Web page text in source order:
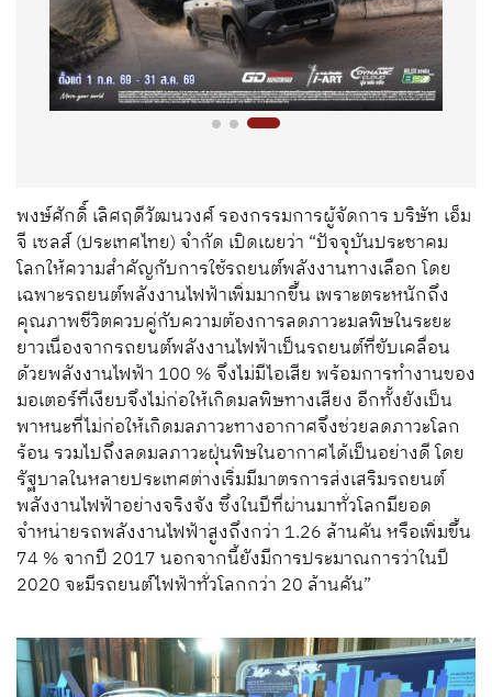
พงษ์ศักดิ์ เลิศฤดีวัฒนวงศ์ รองกรรมการผู้จัดการ บริษัท เอ็ม
จี เซลส์ (ประเทศไทย) จำกัด เปิดเผยว่า “ปัจจุบันประชาคม
โลกให้ความสำคัญกับการใช้รถยนต์พลังงานทางเลือก โดย
เฉพาะรถยนต์พลังงานไฟฟ้าเพิ่มมากขึ้น เพราะตระหนักถึง
คุณภาพชีวิตควบคู่กับความต้องการลดภาวะมลพิษในระยะ
ยาวเนื่องจากรถยนต์พลังงานไฟฟ้าเป็นรถยนต์ที่ขับเคลื่อน
ด้วยพลังงานไฟฟ้า 100 %จึงไม่มีไอเสีย พร้อมการทำงานของ
มอเตอร์ที่เงียบจึงไม่ก่อให้เกิดมลพิษทางเสียง อีกทั้งยังเป็น
พาหนะที่ไม่ก่อให้เกิดมลภาวะทางอากาศจึงช่วยลดภาวะโลก
ร้อน รวมไปถึงลดมลภาวะฝุ่นพิษในอากาศได้เป็นอย่างดีโดย
รัฐบาลในหลายประเทศต่างเริ่มมีมาตรการส่งเสริมรถยนต์
พลังงานไฟฟ้าอย่างจริงจัง ซึ่งในปีที่ผ่านมาทั่วโลกมียอด
จำหน่ายรถพลังงานไฟฟ้าสูงถึงกว่า 1.26 ล้านคัน หรือเพิ่มขึ้น
74 %จากปี 2017นอกจากนี้ยังมีการประมาณการว่าในปี
2020 จะมีรถยนต์ไฟฟ้าทั่วโลกกว่า 20 ล้านคัน”